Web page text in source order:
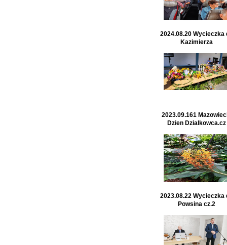
2024.08.20 Wycieczka
Kazimierza
2023.09.161
Dzien Dzialkowca.cz
2023.08.22 Wycieczka
Powsina cz.2